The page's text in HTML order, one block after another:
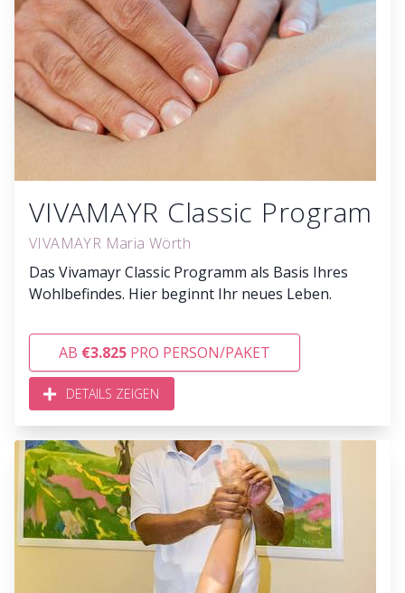
VIVAMAYR Classic Program
VIVAMAYR Maria Wörth
Das Vivamayr Classic Programm als Basis Ihres
Wohlbefindes. Hier beginnt Ihr neues Leben.
AB €3.825 PRO PERSON/PAKET
DETAILS ZEIGEN